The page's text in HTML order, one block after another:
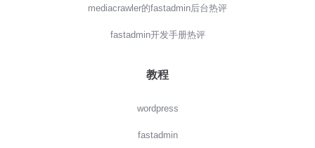
mediacrawler的fastadmin后台热评
fastadmin开发手册热评
教程
wordpress
fastadmin